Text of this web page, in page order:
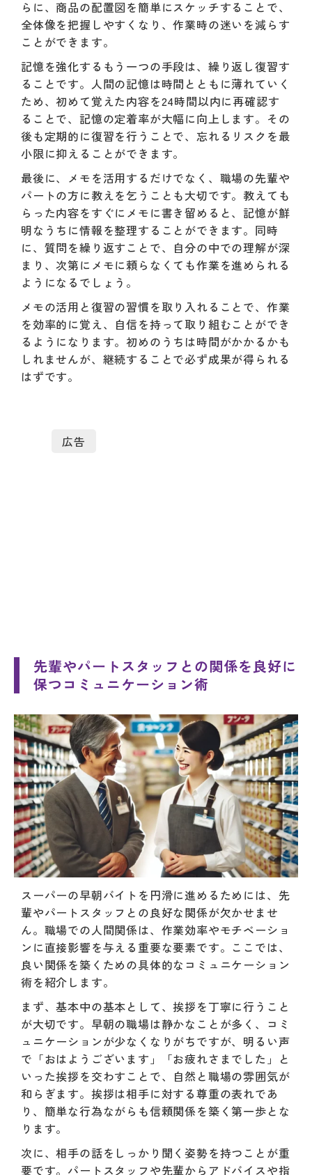
らに、商品の配置図を簡単にスケッチすることで、
全体像を把握しやすくなり、作業時の迷いを減らす
ことができます。
記憶を強化するもう一つの手段は、繰り返し復習す
ることです。人間の記憶は時間とともに薄れていく
ため、初めて覚えた内容を24時間以内に再確認す
ることで、記憶の定着率が大幅に向上します。その
後も定期的に復習を行うことで、忘れるリスクを最
小限に抑えることができます。
最後に、メモを活用するだけでなく、職場の先輩や
パートの方に教えを乞うことも大切です。教えても
らった内容をすぐにメモに書き留めると、記憶が鮮
明なうちに情報を整理することができます。同時
に、質問を繰り返すことで、自分の中での理解が深
まり、次第にメモに頼らなくても作業を進められる
ようになるでしょう。
メモの活用と復習の習慣を取り入れることで、作業
を効率的に覚え、自信を持って取り組むことができ
るようになります。初めのうちは時間がかかるかも
しれませんが、継続することで必ず成果が得られる
はずです。
広告
先輩やパートスタッフとの関係を良好に
保つコミュニケーション術
スーパーの早朝バイトを円滑に進めるためには、先
輩やパートスタッフとの良好な関係が欠かせませ
ん。職場での人間関係は、作業効率やモチベーショ
ンに直接影響を与える重要な要素です。ここでは、
良い関係を築くための具体的なコミュニケーション
術を紹介します。
まず、基本中の基本として、挨拶を丁寧に行うこと
が大切です。早朝の職場は静かなことが多く、コミ
ュニケーションが少なくなりがちですが、明るい声
で「おはようございます」「お疲れさまでした」と
いった挨拶を交わすことで、自然と職場の雰囲気が
和らぎます。挨拶は相手に対する尊重の表れであ
り、簡単な行為ながらも信頼関係を築く第一歩とな
ります。
次に、相手の話をしっかり聞く姿勢を持つことが重
要です。パートスタッフや先輩からアドバイスや指